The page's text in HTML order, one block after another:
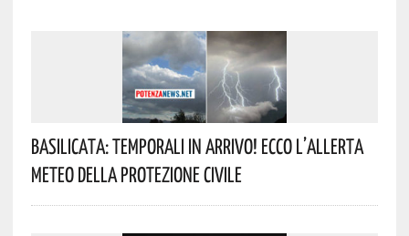
Basilicata: Temporali In Arrivo! Ecco L’allerta
Meteo Della Protezione Civile